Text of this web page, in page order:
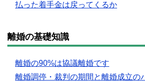
払った着手金は戻ってくるか
離婚の基礎知識
離婚の90%は協議離婚です
離婚調停・裁判の期間と離婚成立の